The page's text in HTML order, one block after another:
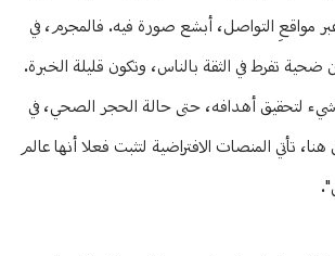
مواقعِ التواصل، أبشع صورة فيه. فالمجرم، في
تفرط في الثقة بالناس، وتكون قليلة الخبرة.
لتحقيق أهدافه، حتى حالة الحجر الصحي، في
تأتي المنصات الافتراضية لتثبت فعلا أنها عالم